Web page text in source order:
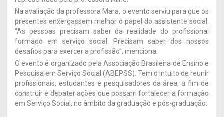
Na avaliação da professora Mara, o evento serviu para que os
presentes enxergassem melhor o papel do assistente social.
“As pessoas precisam saber da realidade do profissional
formado em serviço social. Precisam saber dos nossos
desafios para exercer a profissão”, menciona.
O evento é organizado pela Associação Brasileira de Ensino e
Pesquisa em Serviço Social (ABEPSS). Tem o intuito de reunir
profissionais, estudantes e pesquisadores da área, a fim de
construir e debater ações que possam fortalecer a formação
em Serviço Social, no âmbito da graduação e pós-graduação.